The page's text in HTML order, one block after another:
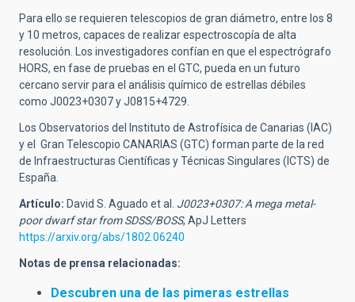
Para ello se requieren telescopios de gran diámetro, entre los 8
y 10 metros, capaces de realizar espectroscopía de alta
resolución. Los investigadores confían en que el espectrógrafo
HORS, en fase de pruebas en el GTC, pueda en un futuro
cercano servir para el análisis químico de estrellas débiles
como J0023+0307 y J0815+4729.
Los Observatorios del Instituto de Astrofísica de Canarias (IAC)
y el Gran Telescopio CANARIAS (GTC) forman parte de la red
de Infraestructuras Científicas y Técnicas Singulares (ICTS) de
España.
Artículo: David S. Aguado et al. J0023+0307: A mega metal-
poor dwarf star from SDSS/BOSS, ApJ Letters
https://arxiv.org/abs/1802.06240
Notas de prensa relacionadas:
Descubren una de las pimeras estrellas